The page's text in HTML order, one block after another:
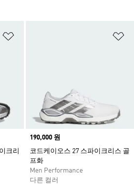
크리
Price
190,000 원
코드케이오스 27 스파이크리스 골
프화
Men Performance
다른 컬러